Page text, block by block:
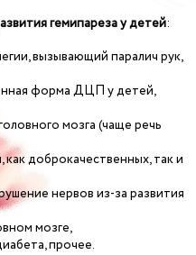
гемипареза у детей:
вызывающий паралич рук,
форма ДЦП у детей,
мозга (чаще речь
доброкачественных, так и
нервов из-за развития
мозге,
прочее.